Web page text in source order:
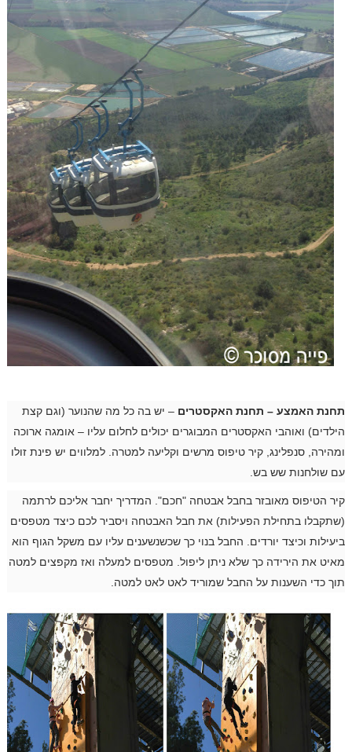
תחנת האמצע – תחנת האקסטרים – יש בה כל מה שהנוער (וגם קצת
הילדים) ואוהבי האקסטרים המבוגרים יכולים לחלום עליו – אומגה ארוכה
ומהירה, סנפלינג, קיר טיפוס מרשים וקליעה למטרה. למלווים יש פינת זולו
עם שולחנות שש בש.
קיר הטיפוס מאובזר בחבל אבטחה "חכם". המדריך יחבר אליכם לרתמה
(שתקבלו בתחילת הפעילות) את חבל האבטחה ויסביר לכם כיצד מטפסים
ביעילות וכיצד יורדים. החבל בנוי כך שכשנשענים עליו עם משקל הגוף הוא
מאיט את הירידה כך שלא ניתן ליפול. מטפסים למעלה ואז מקפצים למטה
תוך כדי השענות על החבל שמוריד לאט לאט למטה.